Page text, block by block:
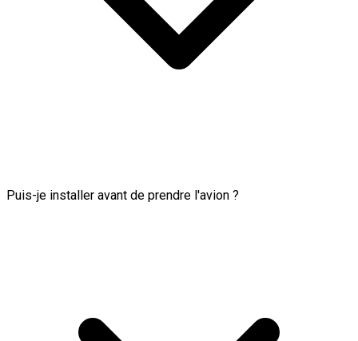
Puis-je installer avant de prendre l'avion ?